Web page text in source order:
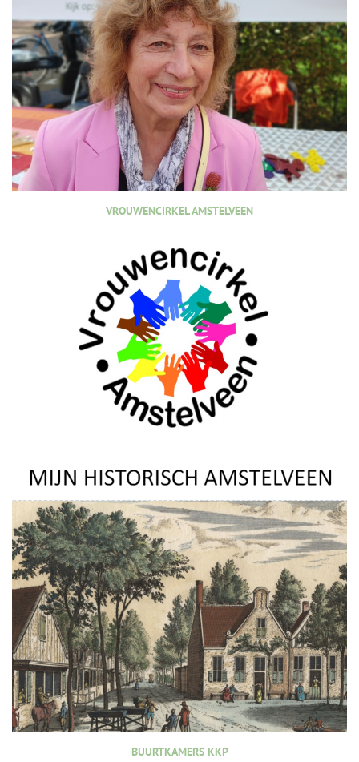
VROUWENCIRKEL AMSTELVEEN
BUURTKAMERS KKP